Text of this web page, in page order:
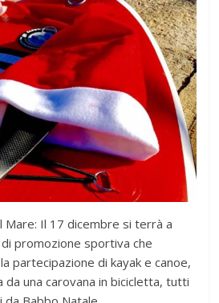
Mare: Il 17 dicembre si terrà a
promozione sportiva che
partecipazione di kayak e canoe,
da una carovana in bicicletta, tutti